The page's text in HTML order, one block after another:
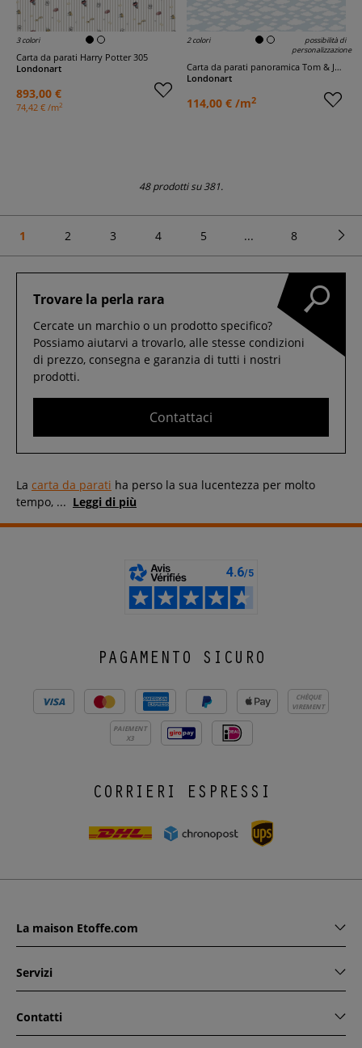
3 colori
Carta da parati Harry Potter 305
Londonart
893,00 €
74,42 € /m2
2 colori
possibilità di
personalizzazione
Carta da parati panoramica Tom & Jerry 101
Londonart
114,00 € /m2
48 prodotti su 381.
1 2 3 4 5 ... 8
Trovare la perla rara
Cercate un marchio o un prodotto specifico?
Possiamo aiutarvi a trovarlo, alle stesse condizioni
di prezzo, consegna e garanzia di tutti i nostri
prodotti.
Contattaci
La carta da parati ha perso la sua lucentezza per molto
tempo, ... Leggi di più
PAGAMENTO SICURO
CHÈQUE
VIREMENT
PAIEMENT
X3
CORRIERI ESPRESSI
La maison Etoffe.com
Servizi
Contatti